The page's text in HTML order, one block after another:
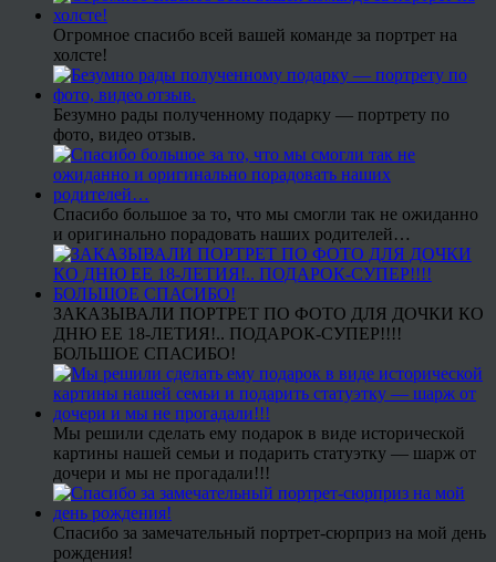
Огромное спасибо всей вашей команде за портрет на
холсте!
Безумно рады полученному подарку — портрету по
фото, видео отзыв.
Спасибо большое за то, что мы смогли так не ожиданно
и оригинально порадовать наших родителей…
ЗАКАЗЫВАЛИ ПОРТРЕТ ПО ФОТО ДЛЯ ДОЧКИ КО
ДНЮ ЕЕ 18-ЛЕТИЯ!.. ПОДАРОК-СУПЕР!!!!
БОЛЬШОЕ СПАСИБО!
Мы решили сделать ему подарок в виде исторической
картины нашей семьи и подарить статуэтку — шарж от
дочери и мы не прогадали!!!
Спасибо за замечательный портрет-сюрприз на мой день
рождения!